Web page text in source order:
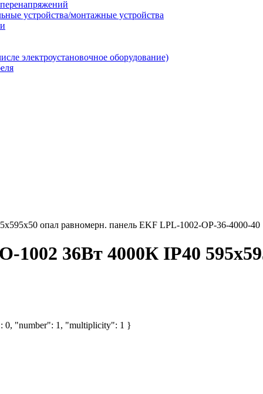
устройства/монтажные устройства
электроустановочное оборудование)
опал равномерн. панель EKF LPL-1002-OP-36-4000-40
36Вт 4000К IP40
0, "number": 1, "multiplicity": 1 }